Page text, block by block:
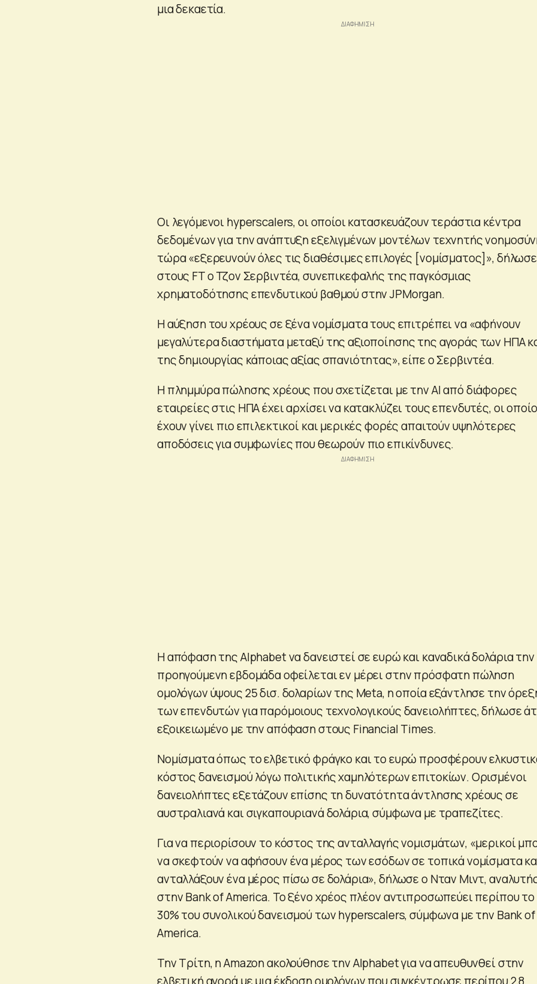
μια δεκαετία.
Οι λεγόμενοι hyperscalers, οι οποίοι κατασκευάζουν τεράστια κέντρα
δεδομένων για την ανάπτυξη εξελιγμένων μοντέλων τεχνητής
τώρα «εξερευνούν όλες τις διαθέσιμες επιλογές [νομίσματος]», δήλωσε
στους FT ο Τζον Σερβιντέα, συνεπικεφαλής της παγκόσμιας
χρηματοδότησης επενδυτικού βαθμού στην JPMorgan.
Η αύξηση του χρέους σε ξένα νομίσματα τους επιτρέπει να «αφήνουν
μεγαλύτερα διαστήματα μεταξύ της αξιοποίησης της αγοράς των ΗΠΑ
της δημιουργίας κάποιας αξίας σπανιότητας», είπε ο Σερβιντέα.
Η πλημμύρα πώλησης χρέους που σχετίζεται με την AI από διάφορες
εταιρείες στις ΗΠΑ έχει αρχίσει να κατακλύζει τους επενδυτές, οι
έχουν γίνει πιο επιλεκτικοί και μερικές φορές απαιτούν υψηλότερες
αποδόσεις για συμφωνίες που θεωρούν πιο επικίνδυνες.
Η απόφαση της Alphabet να δανειστεί σε ευρώ και καναδικά δολάρια την
προηγούμενη εβδομάδα οφείλεται εν μέρει στην πρόσφατη πώληση
ομολόγων ύψους 25 δισ. δολαρίων της Meta, η οποία εξάντλησε την
των επενδυτών για παρόμοιους τεχνολογικούς δανειολήπτες, δήλωσε
εξοικειωμένο με την απόφαση στους Financial Times.
Νομίσματα όπως το ελβετικό φράγκο και το ευρώ προσφέρουν
κόστος δανεισμού λόγω πολιτικής χαμηλότερων επιτοκίων. Ορισμένοι
δανειολήπτες εξετάζουν επίσης τη δυνατότητα άντλησης χρέους σε
αυστραλιανά και σιγκαπουριανά δολάρια, σύμφωνα με τραπεζίτες.
Για να περιορίσουν το κόστος της ανταλλαγής νομισμάτων, «μερικοί
να σκεφτούν να αφήσουν ένα μέρος των εσόδων σε τοπικά νομίσματα
ανταλλάξουν ένα μέρος πίσω σε δολάρια», δήλωσε ο Νταν Μιντ,
στην Bank of America. Το ξένο χρέος πλέον αντιπροσωπεύει περίπου το
30% του συνολικού δανεισμού των hyperscalers, σύμφωνα με την Bank of
America.
Την Τρίτη, η Amazon ακολούθησε την Alphabet για να απευθυνθεί στην
ελβετική αγορά με μια έκδοση ομολόγων που συγκέντρωσε περίπου 2,8